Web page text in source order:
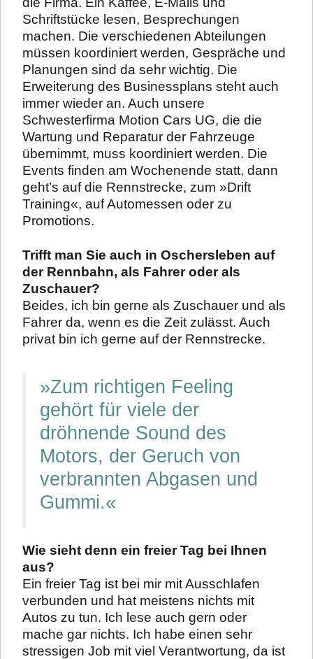
Schriftstücke lesen, Besprechungen
machen. Die verschiedenen Abteilungen
müssen koordiniert werden, Gespräche und
Planungen sind da sehr wichtig. Die
Erweiterung des Businessplans steht auch
immer wieder an. Auch unsere
Schwesterfirma Motion Cars UG, die die
Wartung und Reparatur der Fahrzeuge
übernimmt, muss koordiniert werden. Die
Events finden am Wochenende statt, dann
geht’s auf die Rennstrecke, zum »Drift
Training«, auf Automessen oder zu
Promotions.
Trifft man Sie auch inOschersleben auf
der Rennbahn, als Fahrer oder als
Zuschauer?
Beides, ich bin gerne als Zuschauer und als
Fahrer da, wenn es die Zeit zulässt. Auch
privat bin ich gerne auf der Rennstrecke.
»Zum richtigen Feeling
gehört für viele der
dröhnende Sound des
Motors, der Geruch von
verbrannten Abgasen und
Gummi.«
Wie sieht denn ein freier Tag bei Ihnen
aus?
Ein freier Tag ist bei mir mit Ausschlafen
verbunden und hat meistens nichts mit
Autos zu tun. Ich lese auch gern oder
mache gar nichts. Ich habe einen sehr
stressigen Job mit viel Verantwortung, da ist